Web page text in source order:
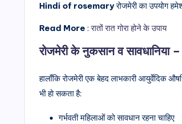
Hindi of rosemaryरोजमेरी का उपयोग
Read More :रातों रात गोरा होने के उपाय
रोजमेरी के नुकसान व सावधानिया
हालाँकि रोजमेरी एक बेहद लाभकारी आयुर्वेदिक
भी हो सकता है:
गर्भवती महिलाओं को सावधान रहना चाहिए